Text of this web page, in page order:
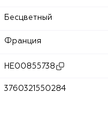
Бесцветный
Франция
HE00855738
3760321550284